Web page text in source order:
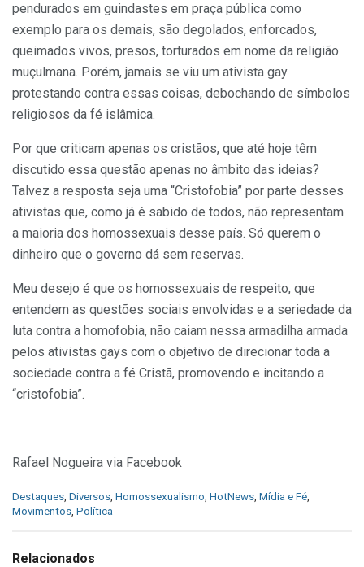
pendurados em guindastes em praça pública como
exemplo para os demais, são degolados, enforcados,
queimados vivos, presos, torturados em nome da religião
muçulmana. Porém, jamais se viu um ativista gay
protestando contra essas coisas, debochando de símbolos
religiosos da fé islâmica.
Por que criticam apenas os cristãos, que até hoje têm
discutido essa questão apenas no âmbito das ideias?
Talvez a resposta seja uma “Cristofobia” por parte desses
ativistas que, como já é sabido de todos, não representam
a maioria dos homossexuais desse país. Só querem o
dinheiro que o governo dá sem reservas.
Meu desejo é que os homossexuais de respeito, que
entendem as questões sociais envolvidas e a seriedade da
luta contra a homofobia, não caiam nessa armadilha armada
pelos ativistas gays com o objetivo de direcionar toda a
sociedade contra a fé Cristã, promovendo e incitando a
“cristofobia”.
Rafael Nogueira via Facebook
C
a
g
Destaques, Diversos, Homossexualismo, HotNews, Mídia e Fé,
Movimentos, Política
Relacionados